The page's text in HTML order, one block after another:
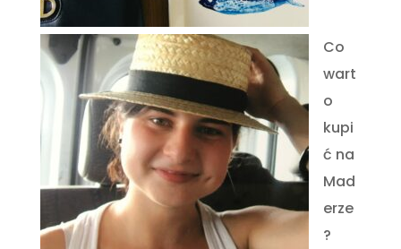
Co
wart
o
kupi
ć na
Mad
erze
?